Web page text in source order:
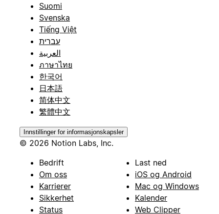
Suomi
Svenska
Tiếng Việt
עברית
العربية
ภาษาไทย
한국어
日本語
简体中文
繁體中文
Innstillinger for informasjonskapsler
© 2026 Notion Labs, Inc.
Bedrift
Om oss
Karrierer
Sikkerhet
Status
Last ned
iOS og Android
Mac og Windows
Kalender
Web Clipper